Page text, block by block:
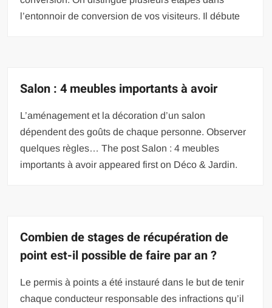
l’entonnoir de conversion de vos visiteurs. Il débute
Salon : 4 meubles importants à avoir
L’aménagement et la décoration d’un salon
dépendent des goûts de chaque personne. Observer
quelques règles… The post Salon : 4 meubles
importants à avoir appeared first on Déco & Jardin.
Combien de stages de récupération de
point est-il possible de faire par an ?
Le permis à points a été instauré dans le but de tenir
chaque conducteur responsable des infractions qu’il